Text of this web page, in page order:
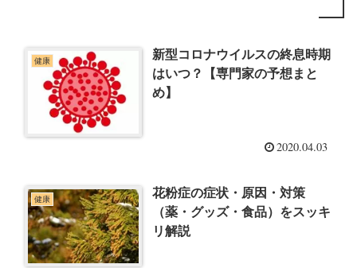
健康
新型コロナウイルスの終息時期
はいつ？【専門家の予想まと
め】
2020.04.03
健康
花粉症の症状・原因・対策
（薬・グッズ・食品）をスッキ
リ解説